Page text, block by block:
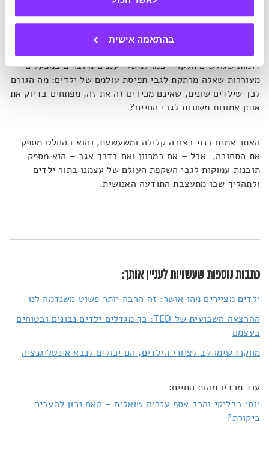
בהתאמה אישית
הפופולריים ביותר מופיעים תחת לשונית Best beliefs.
ובה מרוכזות האמונות הרווחות ביותר בקרב ילדים. אמונות
דומות שגולשים חלקו – כמו למשל "עננים מיוצרים במפעלים" –
מעוררות שאלה מרתקת לגבי תפיסת עולמם של ילדים: מה הגורם
לכך שילדים שונים, שאינם מכירים זה את זה, מפתחים בדיוק את
אותן אמונות משונות לגבי החיים?
האתר אמנם בנוי בצורה קלילה ומשעשעת, והוא בהחלט מספק
את הסחורה, אבל – אם במכוון ואם בדרך אגב – הוא מספק
תובנות עמוקות לגבי השקפת העולם של עצמנו בתור ילדים
ולתהליך שבו מתעצבת התודעה האנושית.
כתבות נוספות שעשויות לעניין אותך:
ילדים מציירים מהו אושר: זה הרבה יותר פשוט משנדמה לנו
ההרצאה השבועית של TED: כך מגדלים ילדים נבונים ובטוחים
בעצמם
מחקר: שימו לב לציורי הילדים, הם יכולים לנבא אינטליגנציה
עוד מרדיו מהות החיים:
יוסי בבליקי והרב אסף עזריה שואלים – האם נכון להעביר
ביקורת?